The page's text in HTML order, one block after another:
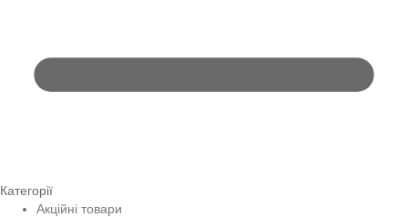
Категорії
Акційні товари